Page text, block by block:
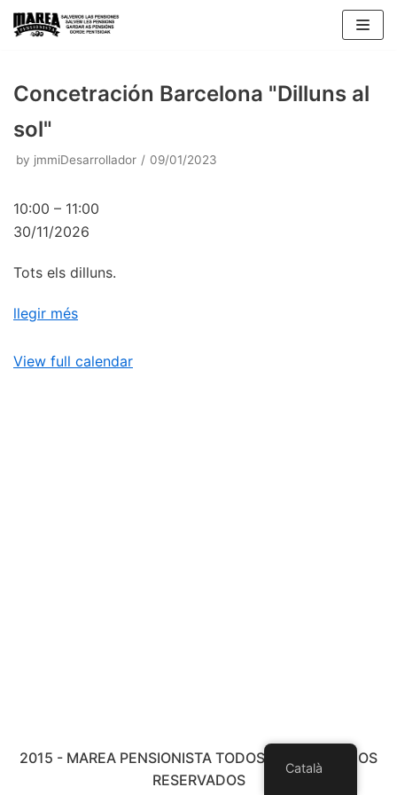
Skip
Concetración Barcelona "Dilluns al
sol"
by jmmiDesarrollador 09/01/2023
10:00 – 11:00
30/11/2026
Tots els dilluns.
llegir més
View full calendar
2015 - MAREA PENSIONISTA TODOS LOS DERECHOS
RESERVADOS
Català